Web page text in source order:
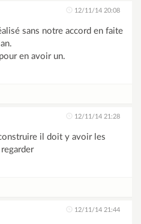
12/11/14 20:08
sans notre accord en faite
en avoir un.
12/11/14 21:28
il doit y avoir les
12/11/14 21:44